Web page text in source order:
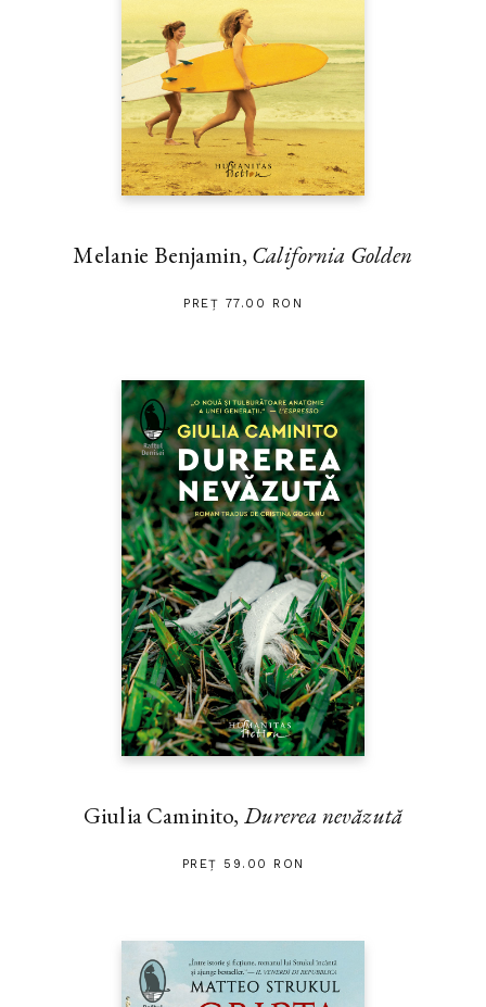
Melanie Benjamin, California Golden
PREȚ 77.00 RON
Giulia Caminito, Durerea nevăzută
PREȚ 59.00 RON